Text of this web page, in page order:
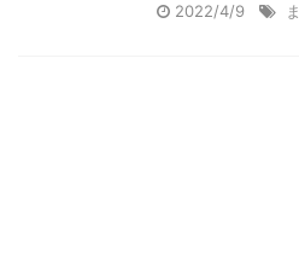
2022/4/9